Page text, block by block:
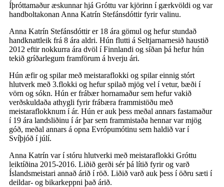
Íþróttamaður æskunnar hjá Gróttu var kjörinn í gærkvöldi og var
handboltakonan Anna Katrín Stefánsdóttir fyrir valinu.
Anna Katrín Stefánsdóttir er 18 ára gömul og hefur stundað
handknattleik frá 8 ára aldri. Hún flutti á Seltjarnarnesið haustið
2012 eftir nokkurra ára dvöl í Finnlandi og síðan þá hefur hún
tekið gríðarlegum framförum á hverju ári.
Hún æfir og spilar með meistaraflokki og spilar einnig stórt
hlutverk með 3.flokki og hefur spilað mjög vel í vetur, bæði í
vörn og sókn. Hún er frábær hornamaður sem hefur vakið
verðskuldaða athygli fyrir frábæra frammistöðu með
meistaraflokknum í ár. Hún er auk þess meðal annars fastamaður
í 19 ára landsliðinu í ár þar sem frammistaða hennar var mjög
góð, meðal annars á opna Evrópumótinu sem haldið var í
Svíþjóð í júlí.
Anna Katrín var í stóru hlutverki með meistaraflokki Gróttu
leiktíðina 2015-2016. Liðið gerði sér þá lítið fyrir og varð
Íslandsmeistari annað árið í röð. Liðið varð auk þess í öðru sæti í
deildar- og bikarkeppni það árið.